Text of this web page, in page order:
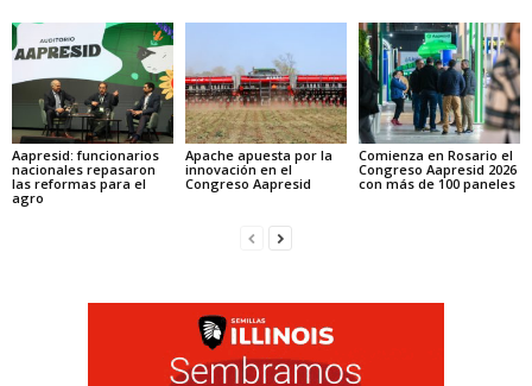
Aapresid: funcionarios
nacionales repasaron
las reformas para el
agro
Apache apuesta por la
innovación en el
Congreso Aapresid
Comienza en Rosario el
Congreso Aapresid 2026
con más de 100 paneles